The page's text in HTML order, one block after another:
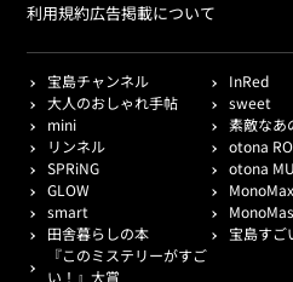
利用規約広告掲載について
宝島チャンネル
InRed
大人のおしゃれ手帖
sweet
mini
素敵なあ
リンネル
otona
SPRiNG
otona
GLOW
MonoMax
smart
田舎暮らしの本
宝島すご
『このミステリーがすご
い！』大賞